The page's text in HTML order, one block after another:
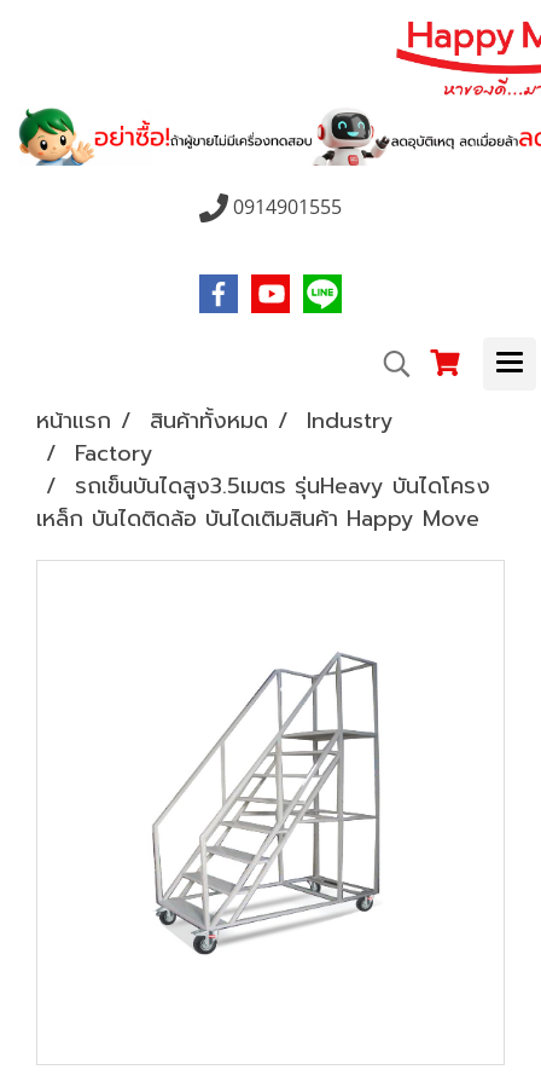
0914901555
หน้าแรก สินค้าทั้งหมด
Industry
Factory
รถเข็นบันไดสูง3.5เมตร รุ่นHeavy บันไดโครง
เหล็ก บันไดติดล้อ บันไดเติมสินค้า Happy Move